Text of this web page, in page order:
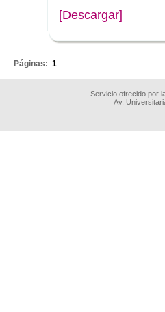
[Descargar]
Páginas: 1
Servicio ofrecido por
Av.